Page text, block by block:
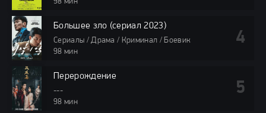
Большее зло (сериал 2023)
Сериалы / Драма / Криминал / Боевик
98 мин
Перерождение
---
98 мин